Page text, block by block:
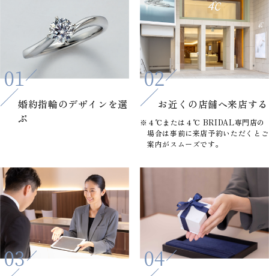
婚約指輪のデザインを選
ぶ
お近くの店舗へ来店する
※４℃または４℃ BRIDAL専門店の
場合は事前に来店予約いただくとご
案内がスムーズです。